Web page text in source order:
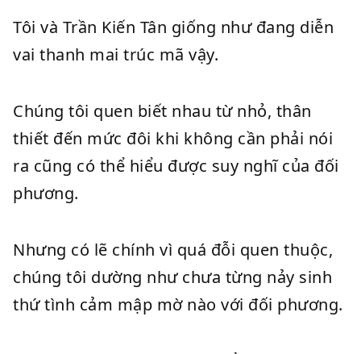
Tôi và Trần Kiến Tân giống như đang diễn
vai thanh mai trúc mã vậy.
Chúng tôi quen biết nhau từ nhỏ, thân
thiết đến mức đôi khi không cần phải nói
ra cũng có thể hiểu được suy nghĩ của đối
phương.
Nhưng có lẽ chính vì quá đỗi quen thuộc,
chúng tôi dường như chưa từng nảy sinh
thứ tình cảm mập mờ nào với đối phương.